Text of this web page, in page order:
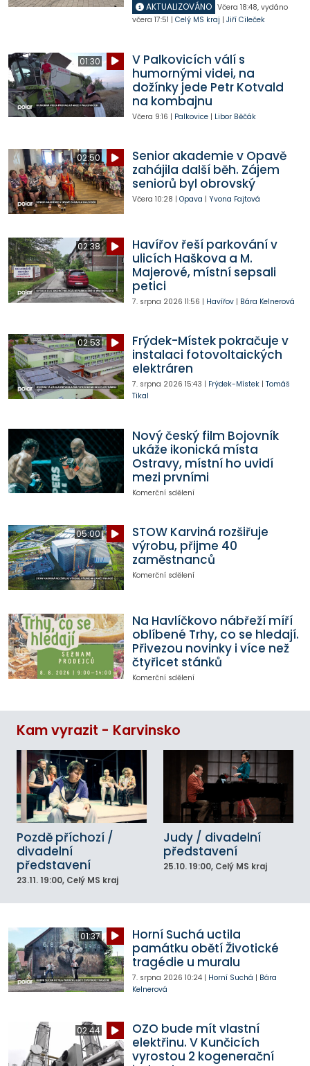
AKTUALIZOVÁNO Včera 18:48, vydáno
včera 17:51 | Celý MS kraj | Jiří Cileček
01:30
V Palkovicích válí s
humornými videi, na
dožínky jede Petr Kotvald
na kombajnu
Včera 9:16 | Palkovice| Libor Běčák
02:50
Senior akademie v Opavě
zahájila další běh. Zájem
seniorů byl obrovský
Včera 10:28 | Opava | Yvona Fajtová
02:38
Havířov řeší parkování v
ulicích Haškova a M.
Majerové, místní sepsali
petici
7. srpna 2026 11:56 | Havířov| Bára Kelnerová
02:53
Frýdek-Místek pokračuje v
instalaci fotovoltaických
elektráren
7. srpna 2026 15:43 | Frýdek-Místek| Tomáš
Tikal
Nový český film Bojovník
ukáže ikonická místa
Ostravy, místní ho uvidí
mezi prvními
Komerční sdělení
05:00
STOW Karviná rozšiřuje
výrobu, přijme 40
zaměstnanců
Komerční sdělení
Na Havlíčkovo nábřeží míří
oblíbené Trhy, co se hledají.
Přivezou novinky i více než
čtyřicet stánků
Komerční sdělení
Kam vyrazit - Karvinsko
Pozdě příchozí /
divadelní
představení
23.11. 19:00, Celý MS kraj
Judy / divadelní
představení
25.10. 19:00, Celý MS kraj
01:37
Horní Suchá uctila
památku obětí Životické
tragédie u muralu
7. srpna 2026 10:24| Horní Suchá | Bára
Kelnerová
02:44
OZO bude mít vlastní
elektřinu. V Kunčicích
vyrostou 2 kogenerační